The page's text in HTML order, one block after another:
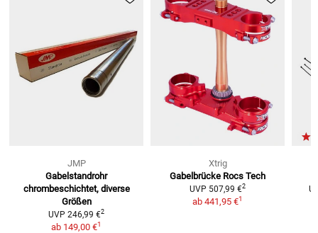
JMP
Gabelstandrohr
chrombeschichtet, diverse
Größen
UVP 246,99 €2
ab 149,00 €1
Xtrig
Gabelbrücke Rocs Tech
UVP 507,99 €2
ab 441,95 €1